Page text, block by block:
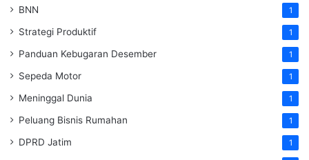
BNN 1
Strategi Produktif 1
Panduan Kebugaran Desember 1
Sepeda Motor 1
Meninggal Dunia 1
Peluang Bisnis Rumahan 1
DPRD Jatim 1